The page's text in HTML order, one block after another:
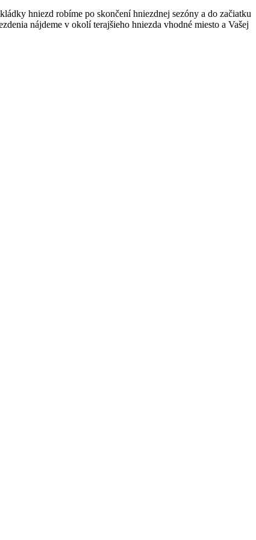
hniezd robíme po skončení hniezdnej sezóny a do začiatku
nájdeme v okolí terajšieho hniezda vhodné miesto a Vašej